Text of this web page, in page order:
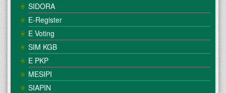
SIDORA
E-Register
E Voting
SIM KGB
E PKP
MESIPI
SIAPIN